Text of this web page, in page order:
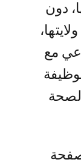
دون
مع
صفحة